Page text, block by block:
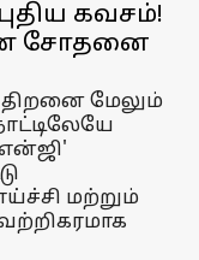
கவசம்!
சோதனை
திறனை மேலும்
மற்றும்